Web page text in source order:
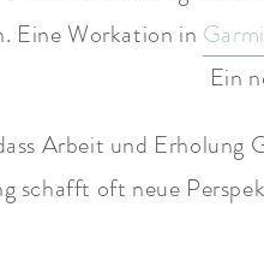
Eine Workation in
Ein
Arbeit und Erholung
schafft oft neue